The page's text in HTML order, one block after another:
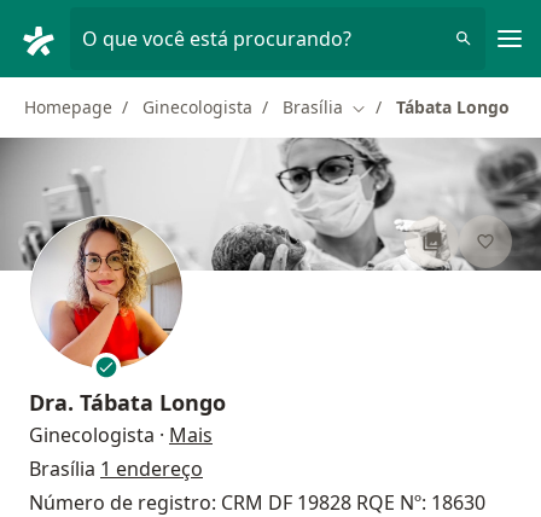
O que você está procurando?
Homepage Ginecologista Brasília Mudar de cidade
Tábata Longo
Dra. Tábata Longo
Ginecologista · Mais
Brasília 1 endereço
Número de registro: CRM DF 19828 RQE Nº: 18630